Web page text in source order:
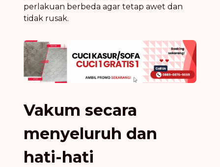
perlakuan berbeda agar tetap awet dan
tidak rusak.
Vakum secara
menyeluruh dan
hati-hati